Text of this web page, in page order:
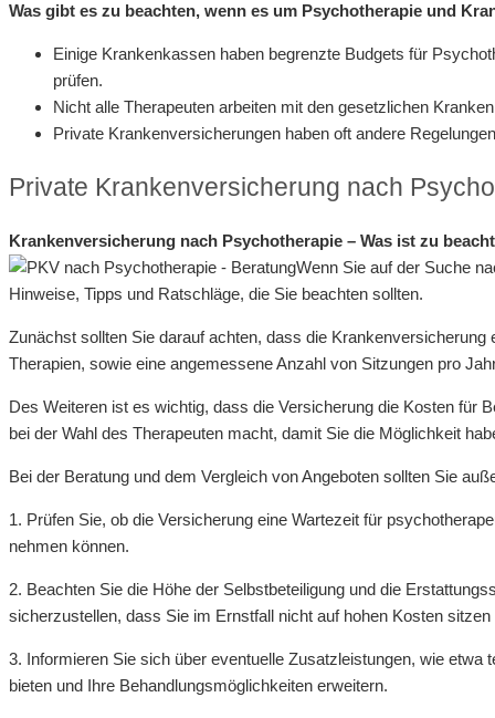
Was gibt es zu beachten, wenn es um Psychotherapie und
Einige Krankenkassen haben begrenzte Budgets für
prüfen.
Nicht alle Therapeuten arbeiten mit den gesetzlichen
Private Krankenversicherungen haben oft andere
Private Krankenversicherung nach
Krankenversicherung nach Psychotherapie – Was ist zu
Wenn Sie auf der Suche
Hinweise, Tipps und Ratschläge, die Sie beachten sollten.
Zunächst sollten Sie darauf achten, dass die
Therapien, sowie eine angemessene Anzahl von Sitzungen pro
Des Weiteren ist es wichtig, dass die Versicherung die Kosten für
bei der Wahl des Therapeuten macht, damit Sie die Möglichkeit
Bei der Beratung und dem Vergleich von Angeboten sollten Sie
1. Prüfen Sie, ob die Versicherung eine Wartezeit für
nehmen können.
2. Beachten Sie die Höhe der Selbstbeteiligung und die
sicherzustellen, dass Sie im Ernstfall nicht auf hohen Kosten sitzen
3. Informieren Sie sich über eventuelle Zusatzleistungen, wie
bieten und Ihre Behandlungsmöglichkeiten erweitern.